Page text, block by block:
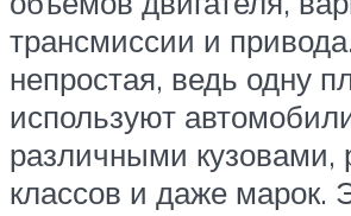
трансмиссии и
непростая, ведь одну
используют
различными кузовами,
классов и даже марок.